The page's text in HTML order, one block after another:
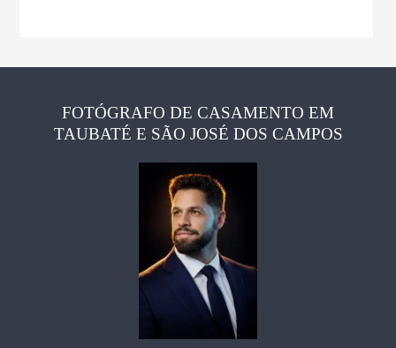
FOTÓGRAFO DE CASAMENTO EM
TAUBATÉ E SÃO JOSÉ DOS CAMPOS